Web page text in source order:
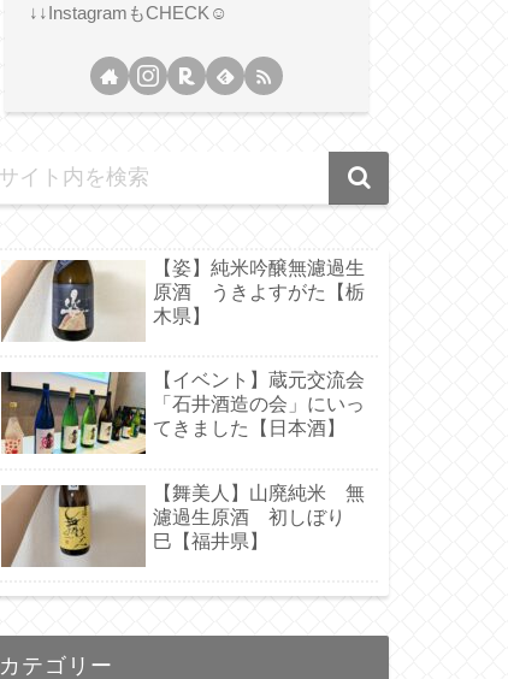
↓↓InstagramもCHECK☺
【姿】純米吟醸無濾過生
原酒 うきよすがた【栃
木県】
【イベント】蔵元交流会
「石井酒造の会」にいっ
てきました【日本酒】
【舞美人】山廃純米 無
濾過生原酒 初しぼり
巳【福井県】
カテゴリー